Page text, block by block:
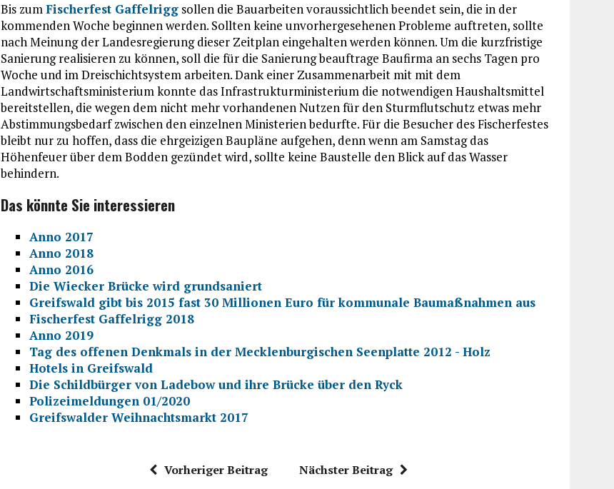
Bis zumFischerfest Gaffelrigg sollen die Bauarbeiten voraussichtlich beendet sein, die in der
kommenden Woche beginnen werden. Sollten keine unvorhergesehenen Probleme auftreten, sollte
nach Meinung der Landesregierung dieser Zeitplan eingehalten werden können. Um die kurzfristige
Sanierung realisieren zu können, soll die für die Sanierung beauftrage Baufirma an sechs Tagen pro
Woche und im Dreischichtsystem arbeiten. Dank einer Zusammenarbeit mit mit dem
Landwirtschaftsministerium konnte das Infrastrukturministerium die notwendigen Haushaltsmittel
bereitstellen, die wegen dem nicht mehr vorhandenen Nutzen für den Sturmflutschutz etwas mehr
Abstimmungsbedarf zwischen den einzelnen Ministerien bedurfte. Für die Besucher des Fischerfestes
bleibt nur zu hoffen, dass die ehrgeizigen Baupläne aufgehen, denn wenn am Samstag das
Höhenfeuer über dem Bodden gezündet wird, sollte keine Baustelle den Blick auf das Wasser
behindern.
Das könnte Sie interessieren
Anno 2017
Anno 2018
Anno 2016
Die Wiecker Brücke wird grundsaniert
Greifswald gibt bis 2015 fast 30 Millionen Euro für kommunale Baumaßnahmen aus
Fischerfest Gaffelrigg 2018
Anno 2019
Tag des offenen Denkmals in der Mecklenburgischen Seenplatte 2012 - Holz
Hotels in Greifswald
Die Schildbürger von Ladebow und ihre Brücke über den Ryck
Polizeimeldungen 01/2020
Greifswalder Weihnachtsmarkt 2017
Vorheriger Beitrag Nächster Beitrag